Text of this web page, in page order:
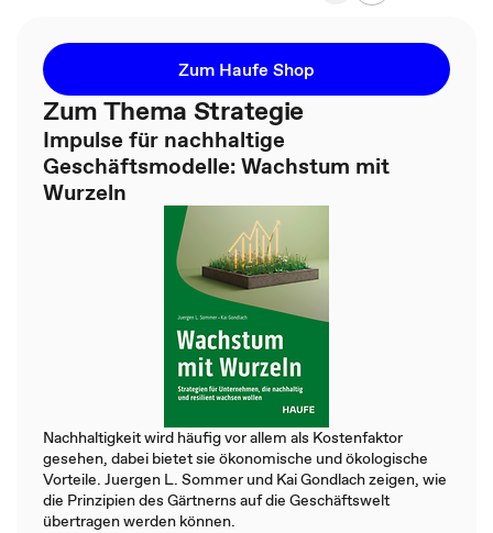
Zum Haufe Shop
Zum Thema Strategie
Impulse für nachhaltige
Geschäftsmodelle: Wachstum mit
Wurzeln
Nachhaltigkeit wird häufig vor allem als Kostenfaktor
gesehen, dabei bietet sie ökonomische und ökologische
Vorteile. Juergen L. Sommer und Kai Gondlach zeigen, wie
die Prinzipien des Gärtnerns auf die Geschäftswelt
übertragen werden können.